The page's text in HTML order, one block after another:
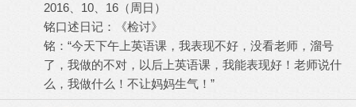
2016、10、16（周日）
铭口述日记：《检讨》
铭：“今天下午上英语课，我表现不好，没看老师，溜号
了，我做的不对，以后上英语课，我能表现好！老师说什
么，我做什么！不让妈妈生气！”